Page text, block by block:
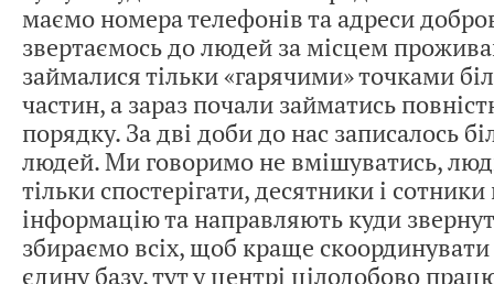
маємо номера телефонів та адреси
звертаємось до людей за місцем
займалися тільки «гарячими» точками
частин, а зараз почали займатись
порядку. За дві доби до нас записалось
людей. Ми говоримо не вмішуватись,
тільки спостерігати, десятники і
інформацію та направляють куди
збираємо всіх, щоб краще
єдину базу, тут у центрі цілодобово